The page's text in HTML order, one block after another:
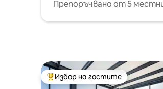
Препоръчвано от 5
Най-популярен избор на
Избор на гостите